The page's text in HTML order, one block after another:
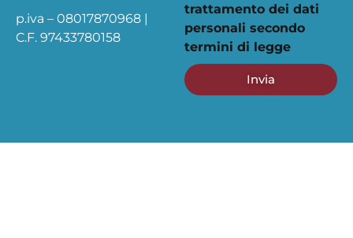
p.iva – 08017870968 |
C.F. 97433780158
trattamento dei dati
personali secondo
termini di legge
Invia